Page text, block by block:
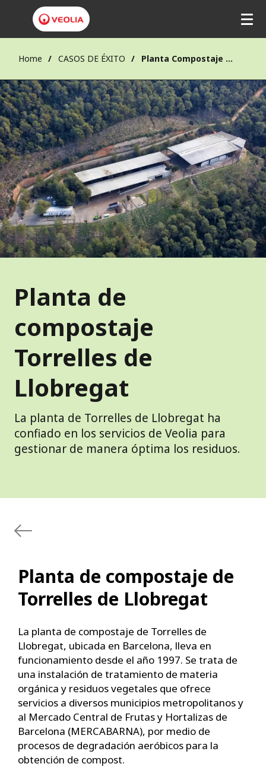
Home CASOS DE ÉXITO Planta Compostaje Torrelles de Llobregat
Planta de
compostaje
Torrelles de
Llobregat
La planta de Torrelles de Llobregat ha
confiado en los servicios de Veolia para
gestionar de manera óptima los residuos.
Planta de compostaje de
Torrelles de Llobregat
La planta de compostaje de Torrelles de
Llobregat, ubicada en Barcelona, lleva en
funcionamiento desde el año 1997. Se trata de
una instalación de tratamiento de materia
orgánica y residuos vegetales que ofrece
servicios a diversos municipios metropolitanos y
al Mercado Central de Frutas y Hortalizas de
Barcelona (MERCABARNA), por medio de
procesos de degradación aeróbicos para la
obtención de compost.